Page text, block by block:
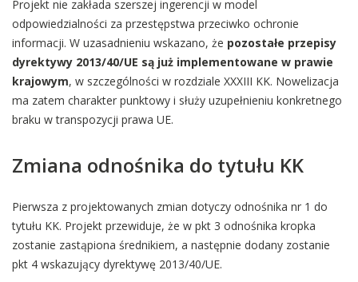
Projekt nie zakłada szerszej ingerencji w model
odpowiedzialności za przestępstwa przeciwko ochronie
informacji. W uzasadnieniu wskazano, że pozostałe przepisy
dyrektywy 2013/40/UE są już implementowane w prawie
krajowym, w szczególności w rozdziale XXXIII KK. Nowelizacja
ma zatem charakter punktowy i służy uzupełnieniu konkretnego
braku w transpozycji prawa UE.
Zmiana odnośnika do tytułu KK
Pierwsza z projektowanych zmian dotyczy odnośnika nr 1 do
tytułu KK. Projekt przewiduje, że w pkt 3 odnośnika kropka
zostanie zastąpiona średnikiem, a następnie dodany zostanie
pkt 4 wskazujący dyrektywę 2013/40/UE.